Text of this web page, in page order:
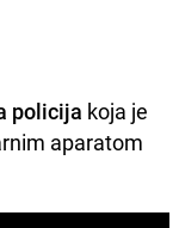
policija koja je
aparatom